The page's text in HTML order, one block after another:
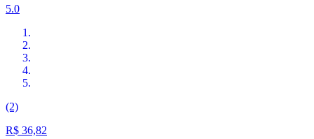
5.0
(2)
R$ 36,82